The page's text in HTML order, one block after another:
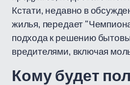
Кстати, недавно в
жилья, передает
подхода к решению
вредителями, включая
Кому будет